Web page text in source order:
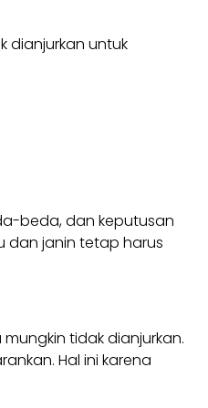
dianjurkan untuk
beda, dan keputusan
dan janin tetap harus
tidak dianjurkan.
Hal ini karena